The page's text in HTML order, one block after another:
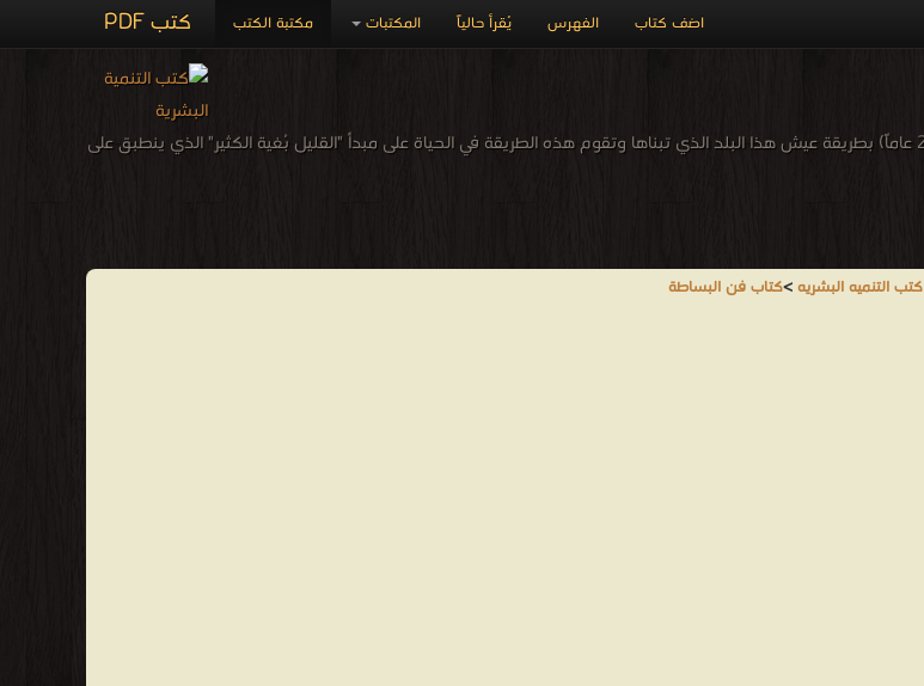
كتب PDF مكتبة الكتب المكتبات يُقرأ حالياً الفهرس اضف كتاب
نبذه مختصره عن هذا الكتاب: تأثرت "الأوروبية" في أثناء إقامتها الطويلة في اليابان (26 عاماً) بطريقة عيش هذا البلد الذي تبناها وتقوم هذه الطريقة في الحياة على مبدأ "القليل بُغية الكثير" الذي ينطبق على
كتب التنميه البشريه>كتاب فن البساطة